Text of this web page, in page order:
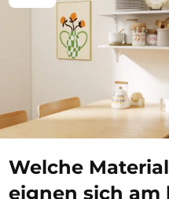
Welche
eignen sich am